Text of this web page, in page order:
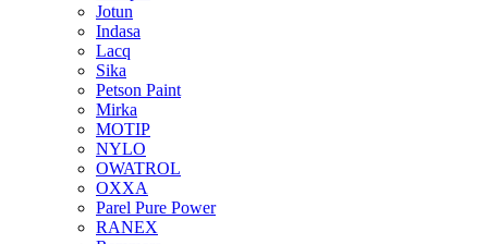
Jotun
Indasa
Lacq
Sika
Petson Paint
Mirka
MOTIP
NYLO
OWATROL
OXXA
Parel Pure Power
RANEX